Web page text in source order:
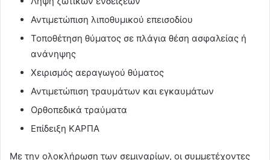
Αντιμετώπιση λιποθυμικού επεισοδίου
Τοποθέτηση θύματος σε πλάγια θέση ασφαλείας ή
ανάνηψης
Χειρισμός αεραγωγού θύματος
Αντιμετώπιση τραυμάτων και εγκαυμάτων
Ορθοπεδικά τραύματα
Επίδειξη ΚΑΡΠΑ
Με την ολοκλήρωση των σεμιναρίων, οι συμμετέχοντες